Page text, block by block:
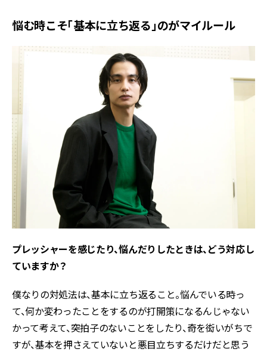
悩む時こそ「基本に立ち返る」のがマイルール
プレッシャーを感じたり、悩んだりしたときは、どう対応し
ていますか？
僕なりの対処法は、基本に立ち返ること。悩んでいる時っ
て、何か変わったことをするのが打開策になるんじゃない
かって考えて、突拍子のないことをしたり、奇を衒いがちで
すが、基本を押さえていないと悪目立ちするだけだと思う